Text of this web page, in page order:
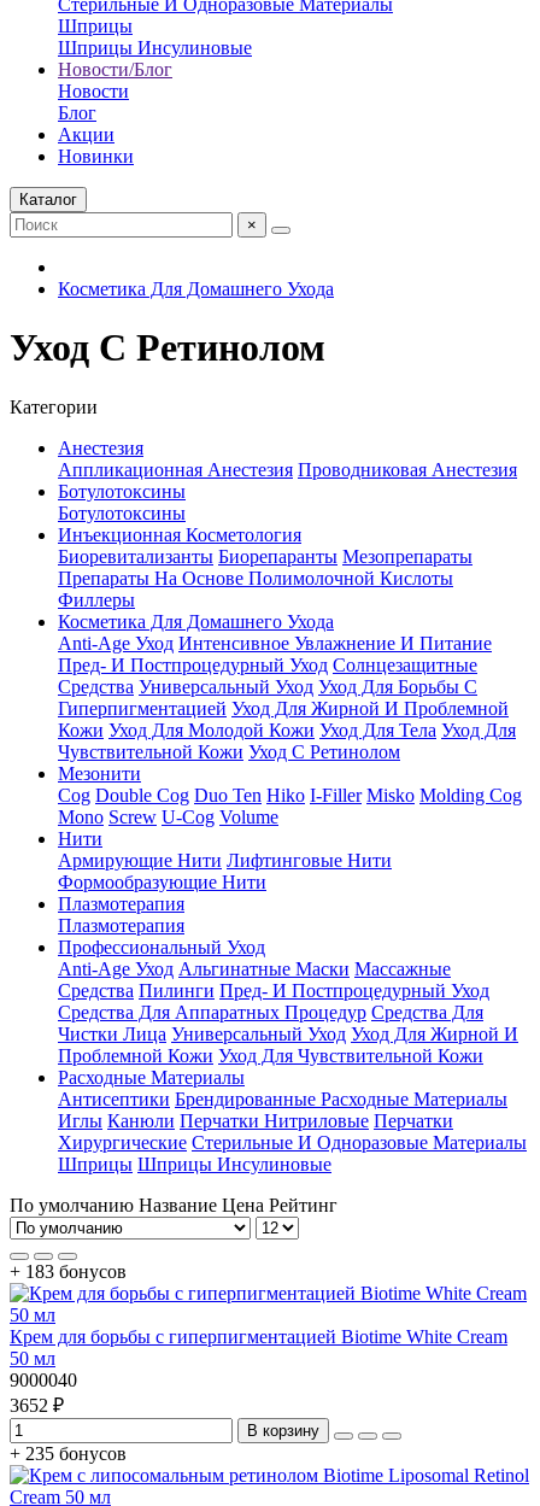
Стерильные И Одноразовые Материалы
Шприцы
Шприцы Инсулиновые
Новости/Блог
Новости
Блог
Акции
Новинки
Каталог
×
Косметика Для Домашнего Ухода
Уход С Ретинолом
Категории
Анестезия
Аппликационная Анестезия Проводниковая Анестезия
Ботулотоксины
Ботулотоксины
Инъекционная Косметология
Биоревитализанты Биорепаранты Мезопрепараты
Препараты На Основе Полимолочной Кислоты
Филлеры
Косметика Для Домашнего Ухода
Anti-Age Уход Интенсивное Увлажнение И Питание
Пред- И Постпроцедурный Уход Солнцезащитные
Средства Универсальный Уход Уход Для Борьбы С
Гиперпигментацией Уход Для Жирной И Проблемной
Кожи Уход Для Молодой Кожи Уход Для Тела Уход Для
Чувствительной Кожи Уход С Ретинолом
Мезонити
Cog Double Cog Duo Ten Hiko I-Filler Misko Molding Cog
Mono Screw U-Cog Volume
Нити
Армирующие Нити Лифтинговые Нити
Формообразующие Нити
Плазмотерапия
Плазмотерапия
Профессиональный Уход
Anti-Age Уход Альгинатные Маски Массажные
Средства Пилинги Пред- И Постпроцедурный Уход
Средства Для Аппаратных Процедур Средства Для
Чистки Лица Универсальный Уход Уход Для Жирной И
Проблемной Кожи Уход Для Чувствительной Кожи
Расходные Материалы
Антисептики Брендированные Расходные Материалы
Иглы Канюли Перчатки Нитриловые Перчатки
Хирургические Стерильные И Одноразовые Материалы
Шприцы Шприцы Инсулиновые
По умолчанию Название Цена Рейтинг
+ 183 бонусов
Крем для борьбы с гиперпигментацией Biotime White Cream
50 мл
9000040
3652 ₽
В корзину
+ 235 бонусов